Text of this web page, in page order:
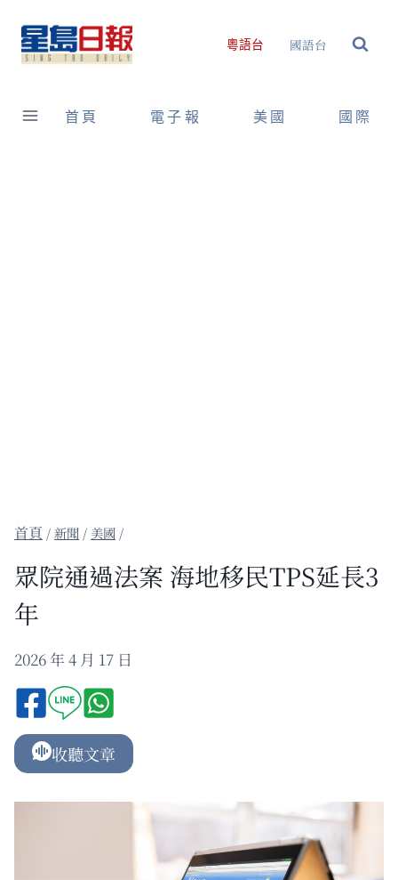
content
粵語台 國語台
首頁 電子報 美國 國際
/新聞 / 美國 /
眾院通過法案 海地移民TPS延長3
年
2026 年 4 月 17 日
收聽文章